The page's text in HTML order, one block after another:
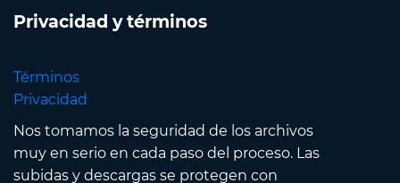
Privacidad y términos
Términos
Privacidad
Nos tomamos la seguridad de los archivos
muy en serio en cada paso del proceso. Las
subidas y descargas se protegen con